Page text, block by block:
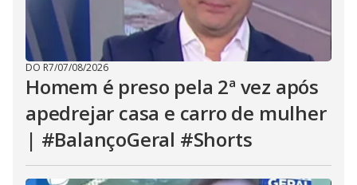
DO R7/07/08/2026
Homem é preso pela 2ª vez após
apedrejar casa e carro de mulher
| #BalançoGeral #Shorts